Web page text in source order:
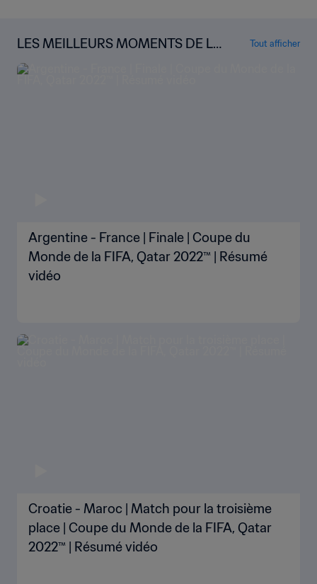
LES MEILLEURS MOMENTS DE LA
COUPE DU MONDE
Tout afficher
Argentine - France | Finale | Coupe du
Monde de la FIFA, Qatar 2022™ | Résumé
vidéo
Croatie - Maroc | Match pour la troisième
place | Coupe du Monde de la FIFA, Qatar
2022™ | Résumé vidéo